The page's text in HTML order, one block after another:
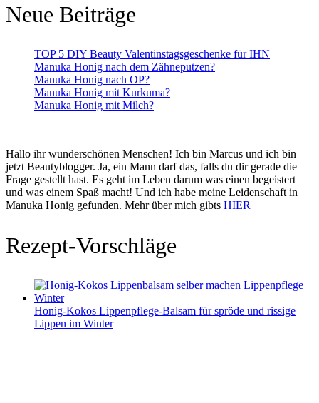
Neue Beiträge
TOP 5 DIY Beauty Valentinstagsgeschenke für IHN
Manuka Honig nach dem Zähneputzen?
Manuka Honig nach OP?
Manuka Honig mit Kurkuma?
Manuka Honig mit Milch?
Hallo ihr wunderschönen Menschen! Ich bin Marcus und ich bin
jetzt Beautyblogger. Ja, ein Mann darf das, falls du dir gerade die
Frage gestellt hast. Es geht im Leben darum was einen begeistert
und was einem Spaß macht! Und ich habe meine Leidenschaft in
Manuka Honig gefunden. Mehr über mich gibts HIER
Rezept-Vorschläge
Honig-Kokos Lippenpflege-Balsam für spröde und rissige
Lippen im Winter